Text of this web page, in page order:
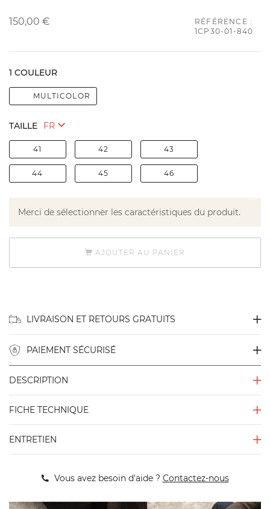
150,00 €
RÉFÉRENCE :
1CP30-01-840
1 COULEUR
MULTICOLOR
TAILLE
41 42 43
44 45 46
Merci de sélectionner les caractéristiques du produit.
AJOUTER AU PANIER
LIVRAISON ET RETOURS GRATUITS
PAIEMENT SÉCURISÉ
DESCRIPTION
FICHE TECHNIQUE
ENTRETIEN
Vous avez besoin d'aide ? Contactez-nous